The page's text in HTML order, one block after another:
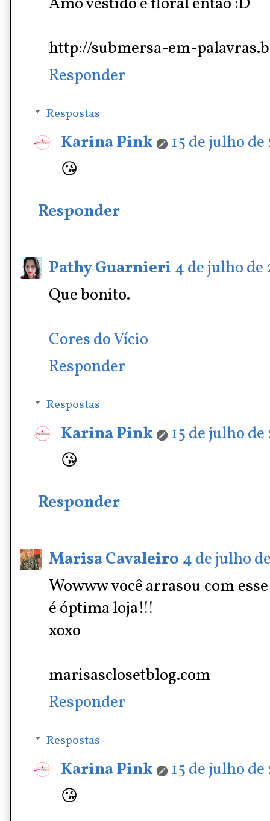
http://submersa-em-
Responder
Respostas
Karina Pink
15 de julho de
😘
Responder
Pathy Guarnieri 4 de julho de
Que bonito.
Cores do Vício
Responder
Respostas
Karina Pink
15 de julho de
😘
Responder
Marisa Cavaleiro 4 de julho
Wowww você arrasou com
é óptima loja!!!
xoxo
marisasclosetblog.com
Responder
Respostas
Karina Pink
15 de julho de
😘